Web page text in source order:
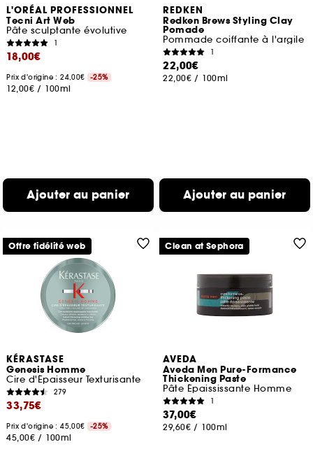
L'ORÉAL PROFESSIONNEL
Tecni Art Web
Pâte sculptante évolutive
1
18,00€
Prix d'origine : 24,00€ -25%
12,00€ / 100ml
Ajouter au panier
REDKEN
Redken Brews Styling Clay
Pomade
Pommade coiffante à l'argile
1
22,00€
22,00€ / 100ml
Ajouter au panier
KÉRASTASE
Genesis Homme
Cire d'Épaisseur Texturisante
279
33,75€
Prix d'origine : 45,00€ -25%
45,00€ / 100ml
Offre fidélité web
AVEDA
Aveda Men Pure-Formance
Thickening Paste
Pâte Épaississante Homme
1
37,00€
29,60€ / 100ml
Clean at Sephora